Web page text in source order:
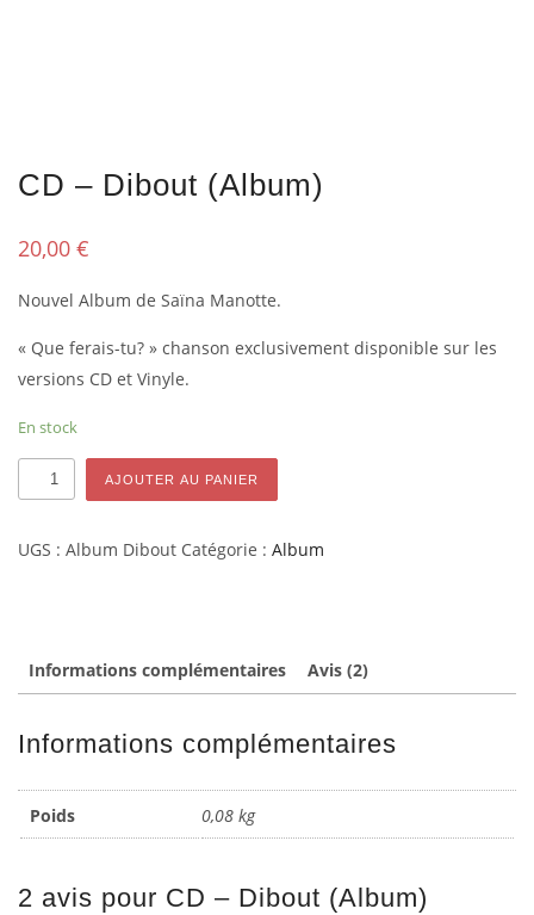
CD – Dibout (Album)
20,00 €
Nouvel Album de Saïna Manotte.
« Que ferais-tu? » chanson exclusivement disponible sur les
versions CD et Vinyle.
En stock
quantité
de
AJOUTER AU PANIER
UGS : Album Dibout Catégorie : Album
Informations complémentaires Avis (2)
Informations complémentaires
Poids 0,08 kg
2 avis pour CD – Dibout (Album)